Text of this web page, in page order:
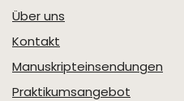
Über uns
Kontakt
Manuskripteinsendungen
Praktikumsangebot